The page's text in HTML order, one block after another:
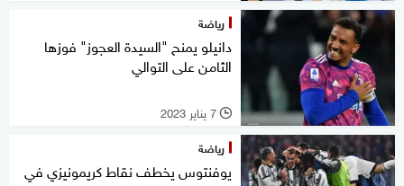
رياضة
دانيلو يمنح "السيدة العجوز" فوزها
الثامن على التوالي
l 7 يناير 2023
رياضة
يوفنتوس يخطف نقاط كريمونيزي في